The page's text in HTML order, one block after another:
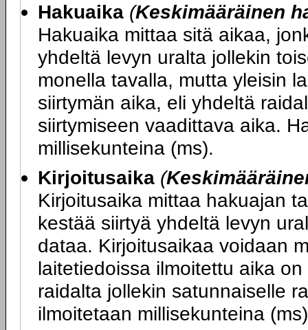
Hakuaika (Keskimääräinen
Hakuaika mittaa sitä aikaa,
yhdeltä levyn uralta jollekin
monella tavalla, mutta yleisin
siirtymän aika, eli yhdeltä
siirtymiseen vaadittava aika.
millisekunteina (ms).
Kirjoitusaika (
Kirjoitusaika mittaa hakuajan
kestää siirtyä yhdeltä levyn
dataa. Kirjoitusaikaa voidaan
laitetiedoissa ilmoitettu aika
raidalta jollekin satunnaiselle
ilmoitetaan millisekunteina